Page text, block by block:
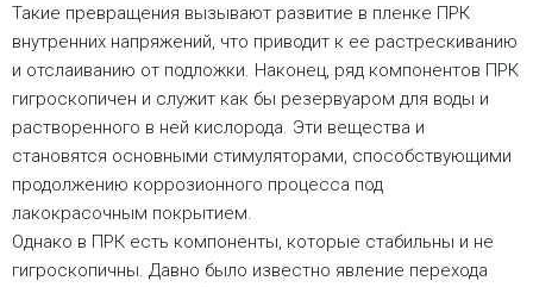
Такие превращения вызывают развитие в пленке ПРК
внутренних напряжений, что приводит к ее растрескиванию
и отслаиванию от подложки. Наконец, ряд компонентов ПРК
гигроскопичен и служит как бы резервуаром для воды и
растворенного в ней кислорода. Эти вещества и
становятся основными стимуляторами, способствующими
продолжению коррозионного процесса под
лакокрасочным покрытием.
Однако в ПРК есть компоненты, которые стабильны и не
гигроскопичны. Давно было известно явление перехода